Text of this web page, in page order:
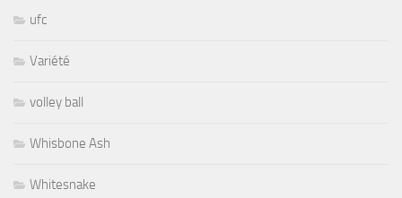
ufc
Variété
volley ball
Whisbone Ash
Whitesnake